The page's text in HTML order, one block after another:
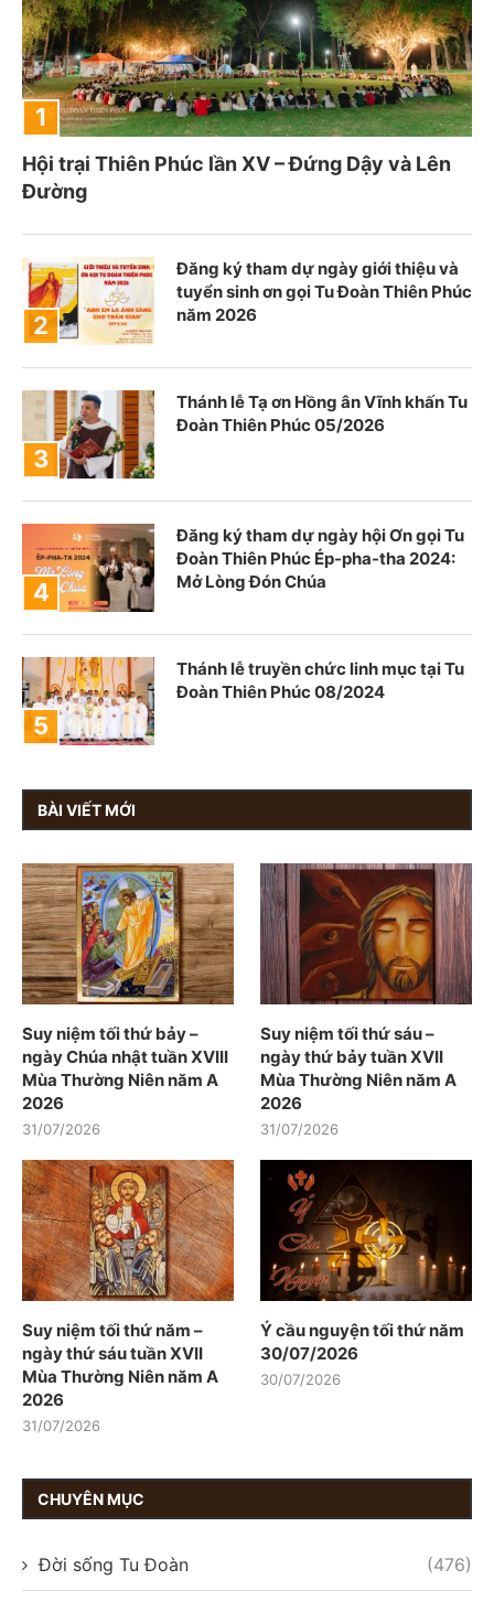
Hội trại Thiên Phúc lần XV – Đứng Dậy và Lên
Đường
Đăng ký tham dự ngày giới thiệu và
tuyển sinh ơn gọi Tu Đoàn Thiên Phúc
năm 2026
Thánh lễ Tạ ơn Hồng ân Vĩnh khấn Tu
Đoàn Thiên Phúc 05/2026
Đăng ký tham dự ngày hội Ơn gọi Tu
Đoàn Thiên Phúc Ép-pha-tha 2024:
Mở Lòng Đón Chúa
Thánh lễ truyền chức linh mục tại Tu
Đoàn Thiên Phúc 08/2024
BÀI VIẾT MỚI
Suy niệm tối thứ bảy –
ngày Chúa nhật tuần XVIII
Mùa Thường Niên năm A
2026
31/07/2026
Suy niệm tối thứ sáu –
ngày thứ bảy tuần XVII
Mùa Thường Niên năm A
2026
31/07/2026
Suy niệm tối thứ năm –
ngày thứ sáu tuần XVII
Mùa Thường Niên năm A
2026
31/07/2026
Ý cầu nguyện tối thứ năm
30/07/2026
30/07/2026
CHUYÊN MỤC
Đời sống Tu Đoàn (476)